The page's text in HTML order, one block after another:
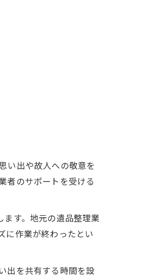
い出や故人への敬意を
者のサポートを受ける
す。地元の遺品整理業
に作業が終わったとい
出を共有する時間を設